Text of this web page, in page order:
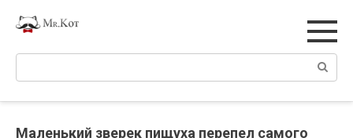
Поиск:
Маленький зверек пищуха перепел самого